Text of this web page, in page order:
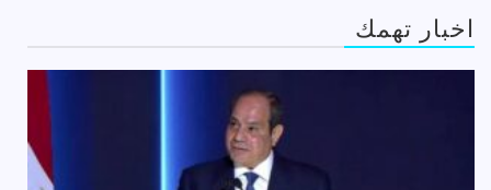
اخبار تهمك